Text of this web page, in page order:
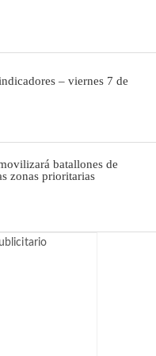
– viernes 7 de
batallones de
zonas prioritarias